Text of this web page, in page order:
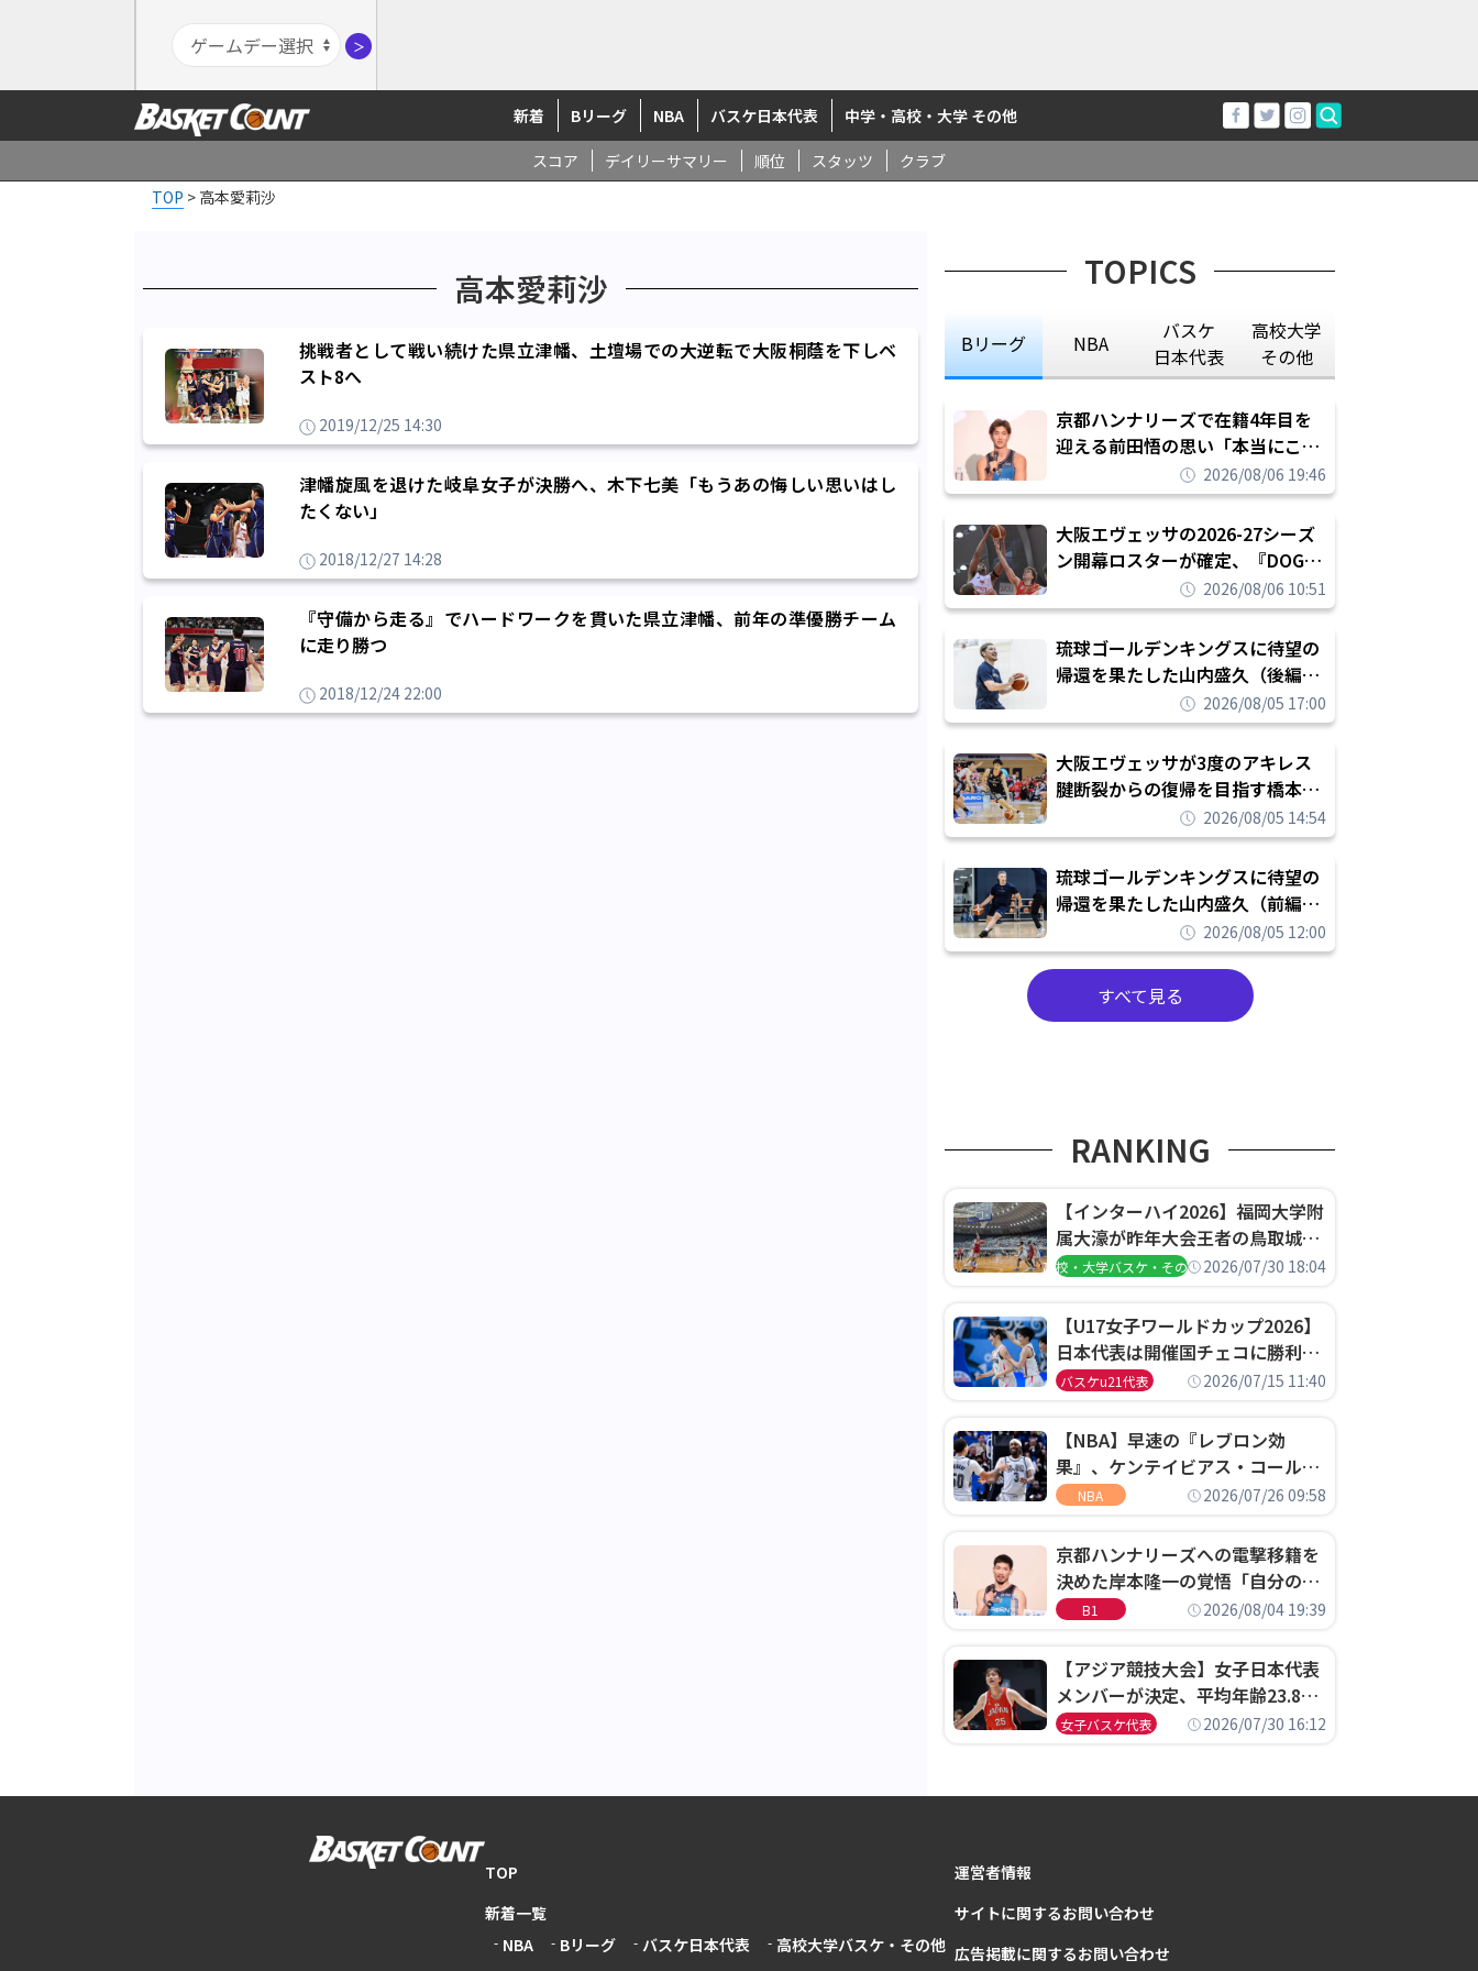
＞
新着 Bリーグ NBA バスケ日本代表 中学・高校・大学 その他
スコア デイリーサマリー 順位 スタッツ
クラブ
TOP > 高本愛莉沙
高本愛莉沙
挑戦者として戦い続けた県立津幡、土壇場での大逆転で大阪桐蔭を下しベ
スト8へ
2019/12/25 14:30
津幡旋風を退けた岐阜女子が決勝へ、木下七美「もうあの悔しい思いはし
たくない」
2018/12/27 14:28
『守備から走る』でハードワークを貫いた県立津幡、前年の準優勝チーム
に走り勝つ
2018/12/24 22:00
TOPICS
Bリーグ NBA
バスケ
日本代表
高校大学
その他
京都ハンナリーズで在籍4年目を
迎える前田悟の思い「本当にこの
チームで勝ちたい、負けたまま舐
められたまま終わりたくない」
2026/08/06 19:46
大阪エヴェッサの2026-27シーズ
ン開幕ロスターが確定、『DOG
FIGHT』のチームカルチャーを推
し進めて結果を求めるシーズンへ
2026/08/06 10:51
琉球ゴールデンキングスに待望の
帰還を果たした山内盛久（後編）
「1人のウチナーンチュとしてみ
んなが誇りに思えるチームにして
いく」
2026/08/05 17:00
大阪エヴェッサが3度のアキレス
腱断裂からの復帰を目指す橋本拓
哉と契約を締結「もう一度コート
に立ちたい」
2026/08/05 14:54
琉球ゴールデンキングスに待望の
帰還を果たした山内盛久（前編）
「キングスが積み上げてきたもの
を次の世代に繋いでいくのがやり
甲斐」
2026/08/05 12:00
すべて見る
RANKING
【インターハイ2026】福岡大学附
属大濠が昨年大会王者の鳥取城北
を撃破、大阪薫英女学院は岐阜女
高校・大学バスケ・その他2026/07/30 18:04
【U17女子ワールドカップ2026】
日本代表は開催国チェコに勝利し
て予選グループ3連勝で首位通
決定
バスケu21代表 2026/07/15 11:40
【NBA】早速の『レブロン効
果』、ケンテイビアス・コールド
ウェル・ポープがセブンティシク
NBA 2026/07/26 09:58
京都ハンナリーズへの電撃移籍を
決めた岸本隆一の覚悟「自分のエ
ゴというちっぽけなことのため
B1 2026/08/04 19:39
【アジア競技大会】女子日本代表
メンバーが決定、平均年齢23.8歳
のフレッシュなメンバーが日本開
女子バスケ代表 2026/07/30 16:12
TOP
新着一覧
NBA
Bリーグ バスケ日本代表 高校大学バスケ・その他
運営者情報
サイトに関するお問い合わせ
広告掲載に関するお問い合わせ